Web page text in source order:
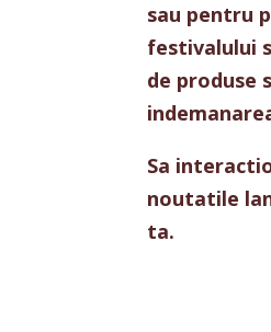
sau pentru
festivalului
de produse
Sa
noutatile
ta.